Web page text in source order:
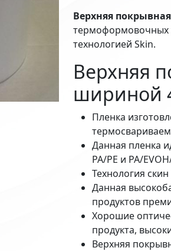
Верхняя
термоформовочных
технологией Skin.
Верхняя
шириной
Пленка
Данная пленка
PA/PE и PA/
Технология
Данная
продуктов
Хорошие
продукта,
Верхняя